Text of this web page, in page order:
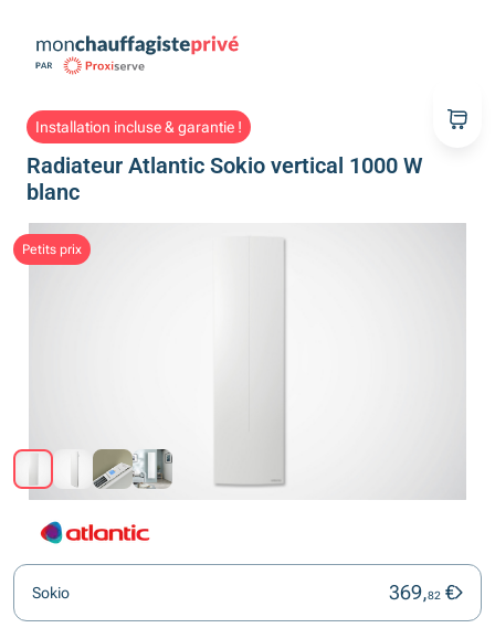
Installation incluse & garantie !
Radiateur Atlantic Sokio vertical 1000 W
blanc
Petits prix
Sokio 369,82 €